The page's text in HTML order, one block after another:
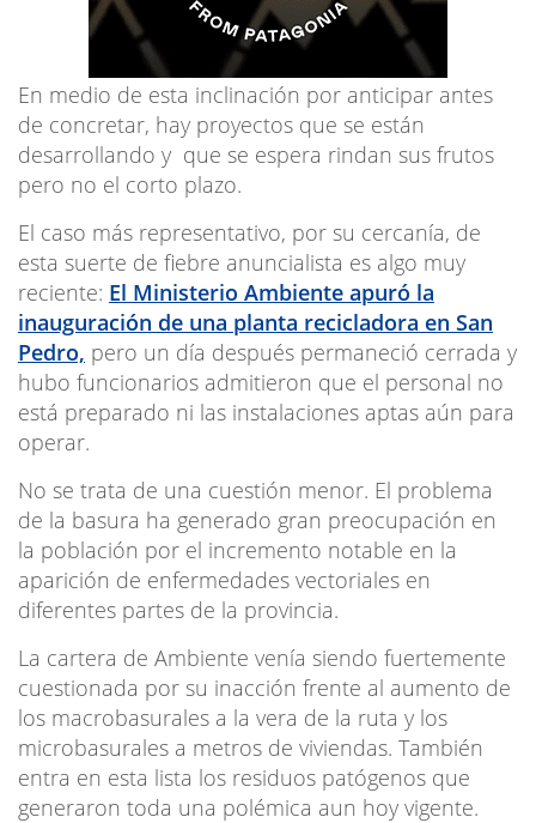
En medio de esta inclinación por anticipar antes
de concretar, hay proyectos que se están
desarrollando y que se espera rindan sus frutos
pero no el corto plazo.
El caso más representativo, por su cercanía, de
esta suerte de fiebre anuncialista es algo muy
reciente: El Ministerio Ambiente apuró la
inauguración de una planta recicladora en San
Pedro, pero un día después permaneció cerrada y
hubo funcionarios admitieron que el personal no
está preparado ni las instalaciones aptas aún para
operar.
No se trata de una cuestión menor. El problema
de la basura ha generado gran preocupación en
la población por el incremento notable en la
aparición de enfermedades vectoriales en
diferentes partes de la provincia.
La cartera de Ambiente venía siendo fuertemente
cuestionada por su inacción frente al aumento de
los macrobasurales a la vera de la ruta y los
microbasurales a metros de viviendas. También
entra en esta lista los residuos patógenos que
generaron toda una polémica aun hoy vigente.